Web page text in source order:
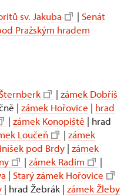
sv. Jakuba | Senát
Pražským hradem
| zámek Dobříš
| zámek Hořovice | hrad
| zámek Konopiště | hrad
Loučeň | zámek
pod Brdy | zámek
| zámek Radim
|
| Starý zámek Hořovice
| hrad Žebrák | zámek Žleby